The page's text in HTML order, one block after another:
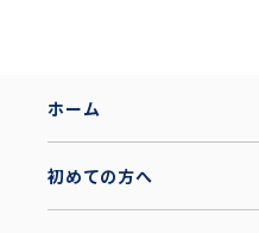
ホーム
初めての方へ